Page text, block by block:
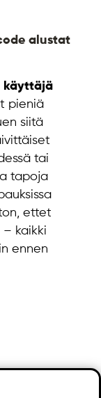
alustat
käyttäjä
pieniä
siitä
tai
tapoja
ettet
kaikki
ennen